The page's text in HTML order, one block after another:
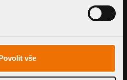
vše
Tools zur